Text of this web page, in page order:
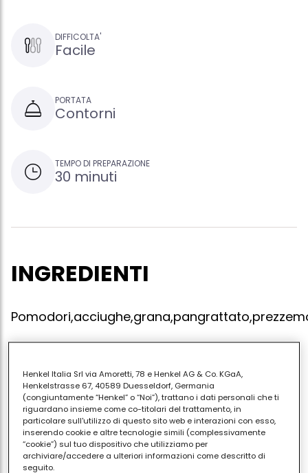
DIFFICOLTA'
Facile
PORTATA
Contorni
TEMPO DI PREPARAZIONE
30 minuti
INGREDIENTI
Far perdere l'acqua ai pomodori,unire al pangrattato
il grana,il prezzemolo,le acciughe a pezzetti,l'olio q.b
,riempire i pomodori,cuocerli al forno.
Henkel Italia Srl via Amoretti, 78 e Henkel AG & Co. KGaA,
Henkelstrasse 67, 40589 Duesseldorf, Germania
(congiuntamente “Henkel” o “Noi”), trattano i dati personali che ti
riguardano insieme come co-titolari del trattamento, in
particolare sull'utilizzo di questo sito web e interazioni con esso,
inserendo cookie e altre tecnologie simili (complessivamente
“cookie”) sul tuo dispositivo che utilizziamo per
archiviare/accedere a ulteriori informazioni come descritto di
seguito.